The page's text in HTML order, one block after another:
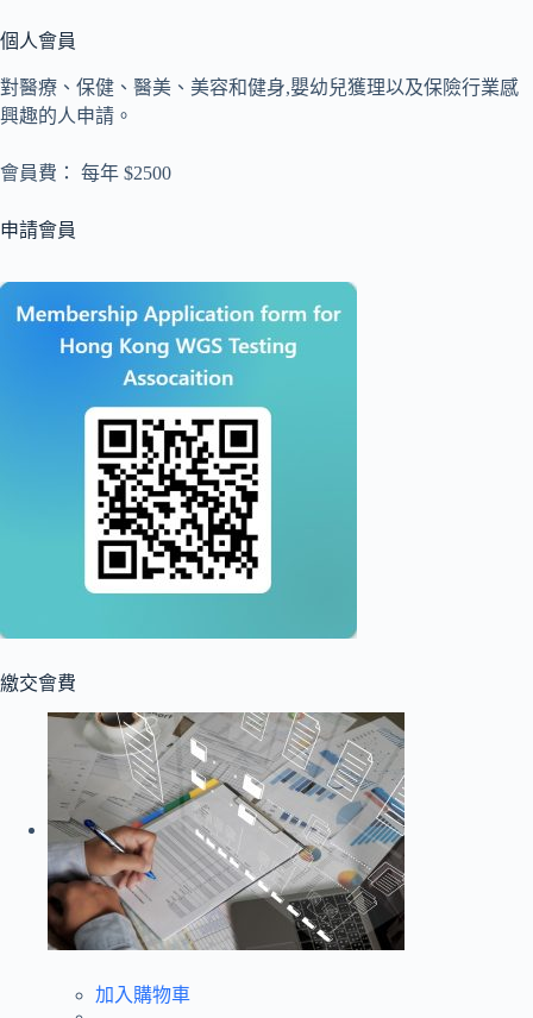
個人會員
對醫療、保健、醫美、美容和健身,嬰幼兒獲理以及保險行業感
興趣的人申請。
會員費： 每年 $2500
申請會員
繳交會費
加入購物車